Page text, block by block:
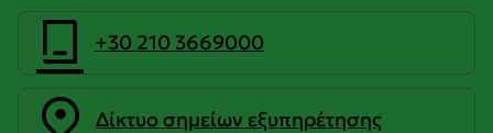
+30 210 3669000
Δίκτυο σημείων εξυπηρέτησης